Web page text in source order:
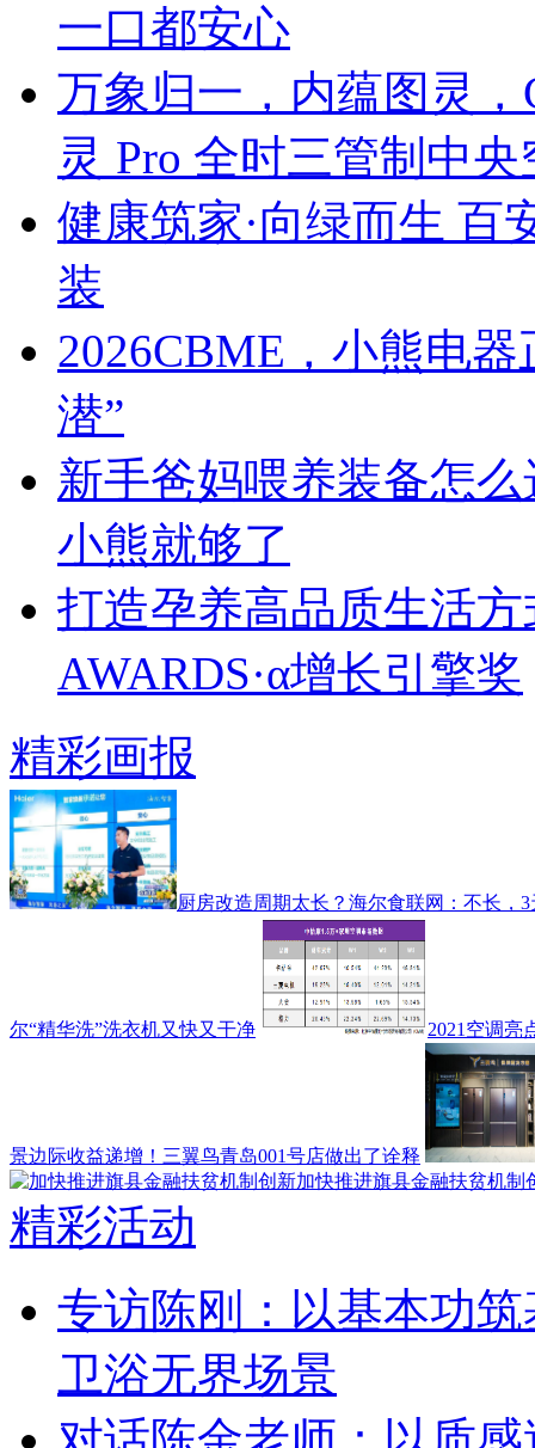
一口都安心
万象归一，内蕴图灵
灵 Pro 全时三管制中央
健康筑家·向绿而生 百
装
2026CBME，小熊电
潜”
新手爸妈喂养装备怎
小熊就够了
打造孕养高品质生活
AWARDS·α增长引擎奖
精彩画报
厨房改造周期太长？海尔食联网：不长，
尔“精华洗”洗衣机又快又干净 2021空调亮
景边际收益递增！三翼鸟青岛001号店做出了诠释
加快推进旗县金融扶贫机制
精彩活动
专访陈刚：以基本功
卫浴无界场景